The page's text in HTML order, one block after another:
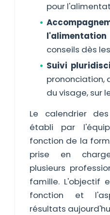
pour
conseils dès
Suivi
prononciation,
du visage, sur
Le calendrier
établi par
fonction de la
prise en
plusieurs
famille. L'objectif
fonction et
résultats